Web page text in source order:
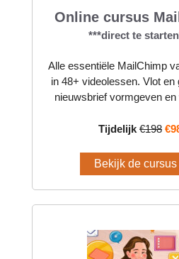
Online cursus
***direct te
Alle essentiële MailChimp
in 48+ videolessen. Vlot en
nieuwsbrief vormgeven en
Tijdelijk €198
Bekijk de cursus